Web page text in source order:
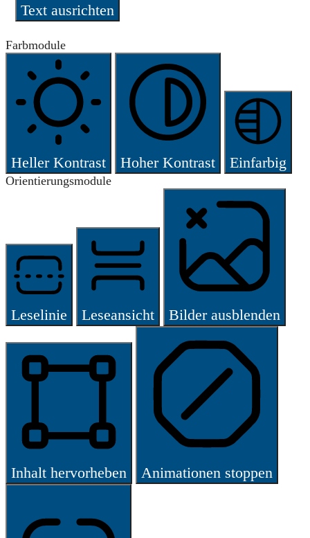
Text ausrichten
Farbmodule
Heller Kontrast Hoher Kontrast Einfarbig
Orientierungsmodule
Leselinie Leseansicht Bilder ausblenden
Inhalt hervorheben Animationen stoppen